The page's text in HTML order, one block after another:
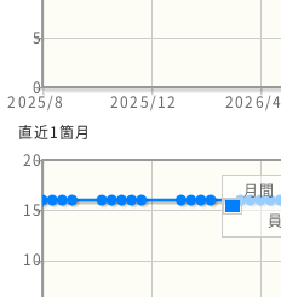
2025/8 2025/12 2026/4
0
5
直近1箇月
10
15
20
月間